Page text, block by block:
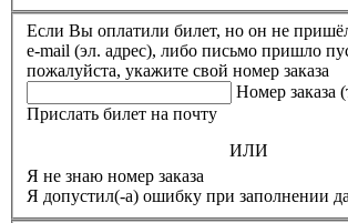
Если Вы оплатили билет, но он не
e-mail (эл. адрес), либо письмо пришло
пожалуйста, укажите свой номер заказа
Номер заказа
Прислать билет на почту
ИЛИ
Я не знаю номер заказа
Я допустил(-а) ошибку при заполнении